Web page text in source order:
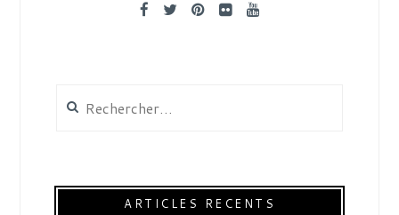
ARTICLES RECENTS